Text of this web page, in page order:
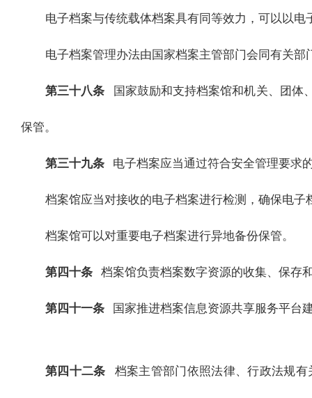
电子档案与传统载体档案具有同等效力，可以以电
电子档案管理办法由国家档案主管部门会同有关部
第三十八条 国家鼓励和支持档案馆和机关、团体
保管。
第三十九条 电子档案应当通过符合安全管理要求
档案馆应当对接收的电子档案进行检测，确保电
档案馆可以对重要电子档案进行异地备份保管。
第四十条 档案馆负责档案数字资源的收集、保存
第四十一条 国家推进档案信息资源共享服务平台
第四十二条 档案主管部门依照法律、行政法规